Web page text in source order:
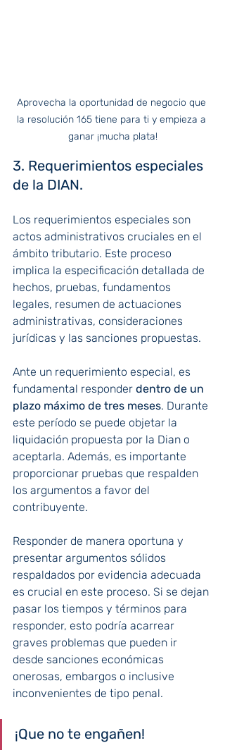
Aprovecha la oportunidad de negocio que
la resolución 165 tiene para ti y empieza a
ganar ¡mucha plata!
3. Requerimientos especiales
de la DIAN.
Los requerimientos especiales son
actos administrativos cruciales en el
ámbito tributario. Este proceso
implica la especificación detallada de
hechos, pruebas, fundamentos
legales, resumen de actuaciones
administrativas, consideraciones
jurídicas y las sanciones propuestas.
Ante un requerimiento especial, es
fundamental responder dentro de un
plazo máximo de tres meses. Durante
este período se puede objetar la
liquidación propuesta por la Dian o
aceptarla. Además, es importante
proporcionar pruebas que respalden
los argumentos a favor del
contribuyente.
Responder de manera oportuna y
presentar argumentos sólidos
respaldados por evidencia adecuada
es crucial en este proceso. Si se dejan
pasar los tiempos y términos para
responder, esto podría acarrear
graves problemas que pueden ir
desde sanciones económicas
onerosas, embargos o inclusive
inconvenientes de tipo penal.
¡Que no te engañen!